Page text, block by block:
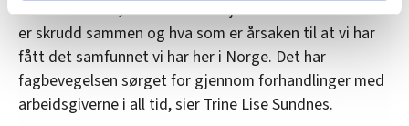
lære hvordan våre nettsider blir brukt slik at vi tilby
relevant innhold, tilpassede annonser og utarbeide
statistikk.
Vi deler bare informasjon om hvordan du bruker
nettstedet med LO Medias egne samarbeidspartnere
innenfor analyse og annonsering. Disse er angitt i
bistandsmidler, men hun burde jo vite hvordan verden
er skrudd sammen og hva som er årsaken til at vi har
fått det samfunnet vi har her i Norge. Det har
fagbevegelsen sørget for gjennom forhandlinger med
arbeidsgiverne i all tid, sier Trine Lise Sundnes.